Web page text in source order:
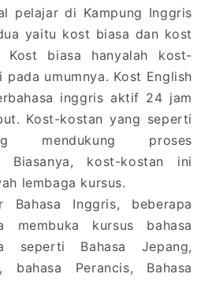
pelajar di Kampung Inggris
yaitu kost biasa dan kost
Kost biasa hanyalah kost-
umumnya. Kost English
inggris aktif 24 jam
Kost-kostan yang seperti
mendukung proses
Biasanya, kost-kostan ini
lembaga kursus.
Bahasa Inggris, beberapa
membuka kursus bahasa
seperti Bahasa Jepang,
bahasa Perancis, Bahasa